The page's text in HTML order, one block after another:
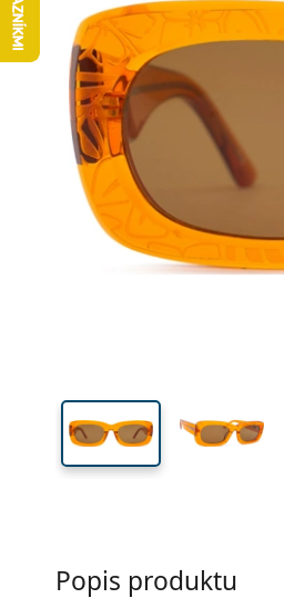
34 mm
Výška očnice
Popis produktu